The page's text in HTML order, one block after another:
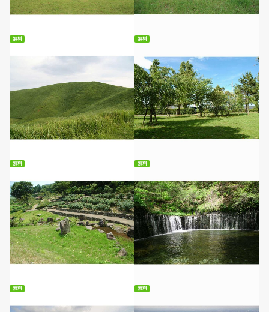
無料ダウンロード 無料ダウンロード
無料
無料ダウンロード
無料
無料ダウンロード
無料
無料ダウンロード
無料
無料ダウンロード
無料 無料